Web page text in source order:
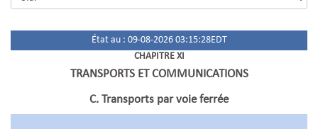
État au : 09-08-2026 03:15:28EDT
CHAPITRE XI
TRANSPORTS ET COMMUNICATIONS
C. Transports par voie ferrée